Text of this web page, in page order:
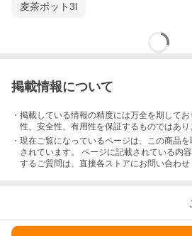
麦茶ポット3l
掲載情報について
・掲載している情報の精度には万全を期して
性、安全性、有用性を保証するものではあり
・現在ご覧になっているページは、この商品
されています。 ページに記載されている内容
するご質問は、直接各ストアにお問い合わせ